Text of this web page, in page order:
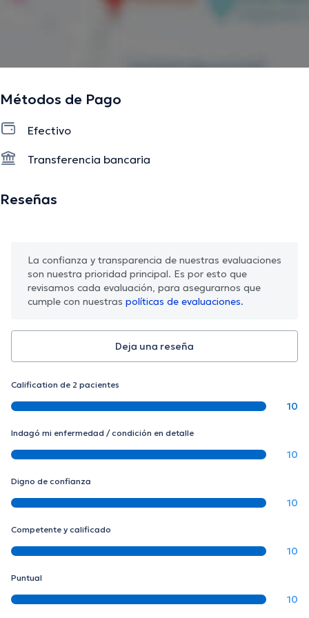
La descripción fue editada por el equipo de doctoranytime, con base en
Métodos de Pago
Efectivo
Transferencia bancaria
Reseñas
La confianza y transparencia de nuestras evaluaciones
son nuestra prioridad principal. Es por esto que
revisamos cada evaluación, para asegurarnos que
cumple con nuestras políticas de evaluaciones.
Deja una reseña
Calification de 2 pacientes
10
Indagó mi enfermedad / condición en detalle
10
Digno de confianza
10
Competente y calificado
10
Puntual
10